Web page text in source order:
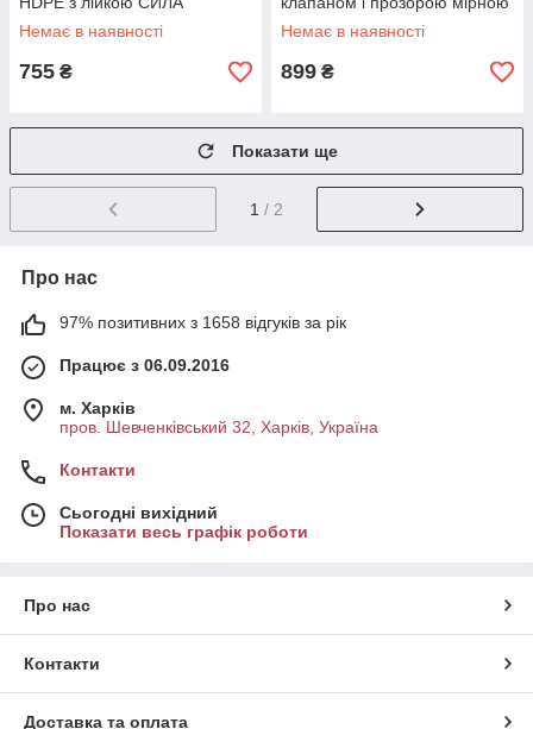
Немає в наявності
755 ₴
смугою 12 Atelie
Немає в наявності
899 ₴
Показати ще
1 / 2
Про нас
97% позитивних з 1658 відгуків за рік
Працює з 06.09.2016
м. Харків
пров. Шевченківський 32, Харків, Україна
Контакти
Сьогодні вихідний
Показати весь графік роботи
Про нас
Контакти
Доставка та оплата